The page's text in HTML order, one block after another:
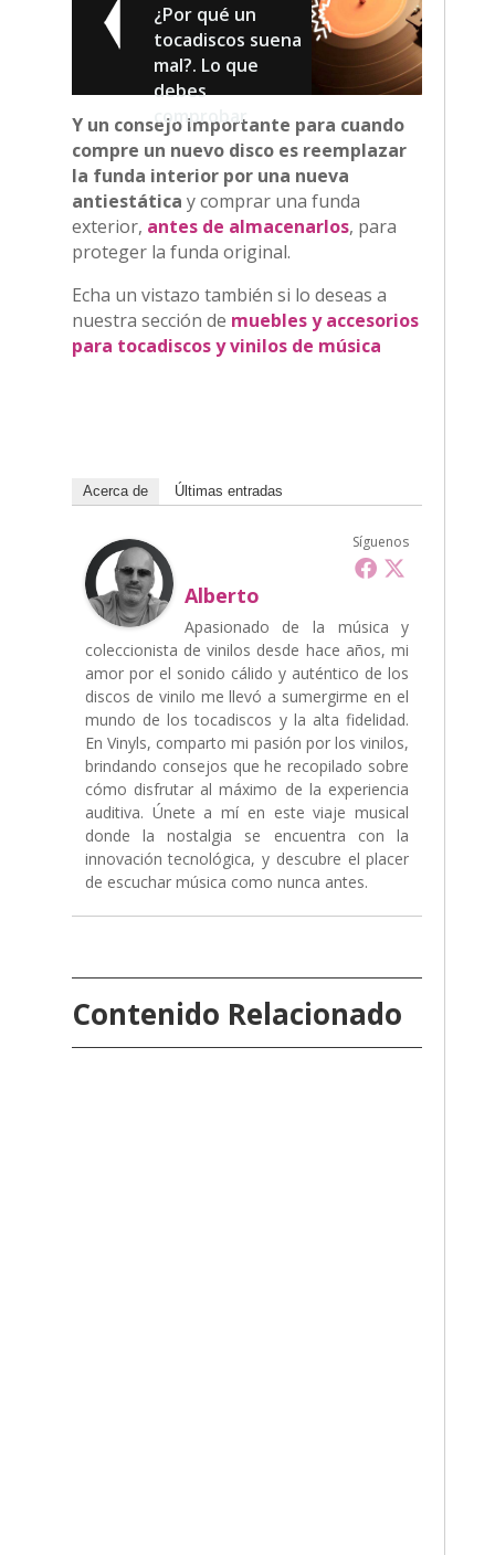
¿Por qué un
tocadiscos suena
mal?. Lo que
debes
comprobar
Y un consejo importante para cuando
compre un nuevo disco es reemplazar
la funda interior por una nueva
antiestática y comprar una funda
exterior, antes de almacenarlos, para
proteger la funda original.
Echa un vistazo también si lo deseas a
nuestra sección de muebles y accesorios
para tocadiscos y vinilos de música
Acerca de Últimas entradas
Síguenos
Alberto
Apasionado de la música y
coleccionista de vinilos desde hace años, mi
amor por el sonido cálido y auténtico de los
discos de vinilo me llevó a sumergirme en el
mundo de los tocadiscos y la alta fidelidad.
En Vinyls, comparto mi pasión por los vinilos,
brindando consejos que he recopilado sobre
cómo disfrutar al máximo de la experiencia
auditiva. Únete a mí en este viaje musical
donde la nostalgia se encuentra con la
innovación tecnológica, y descubre el placer
de escuchar música como nunca antes.
Contenido Relacionado